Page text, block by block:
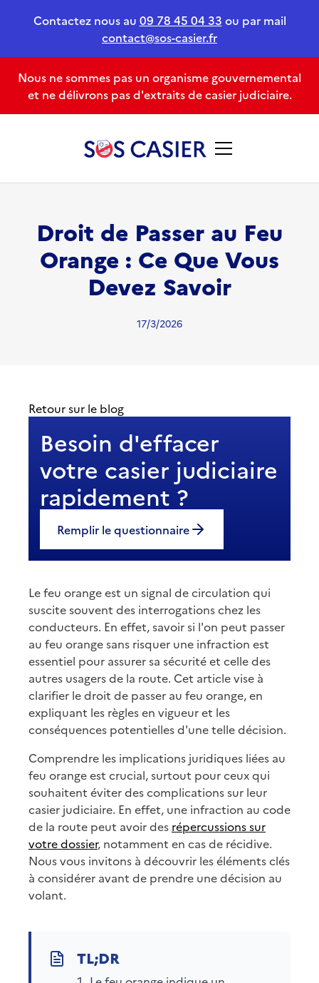
Contactez nous au 09 78 45 04 33 ou par mail
contact@sos-casier.fr
Nous ne sommes pas un organisme gouvernemental
et ne délivrons pas d'extraits de casier judiciaire.
Droit de Passer au Feu
Orange : Ce Que Vous
Devez Savoir
17/3/2026
Retour sur le blog
Besoin d'effacer
votre casier judiciaire
rapidement ?
Remplir le questionnaire
Le feu orange est un signal de circulation qui
suscite souvent des interrogations chez les
conducteurs. En effet, savoir si l'on peut passer
au feu orange sans risquer une infraction est
essentiel pour assurer sa sécurité et celle des
autres usagers de la route. Cet article vise à
clarifier le droit de passer au feu orange, en
expliquant les règles en vigueur et les
conséquences potentielles d'une telle décision.
Comprendre les implications juridiques liées au
feu orange est crucial, surtout pour ceux qui
souhaitent éviter des complications sur leur
casier judiciaire. En effet, une infraction au code
de la route peut avoir des répercussions sur
votre dossier, notamment en cas de récidive.
Nous vous invitons à découvrir les éléments clés
à considérer avant de prendre une décision au
volant.